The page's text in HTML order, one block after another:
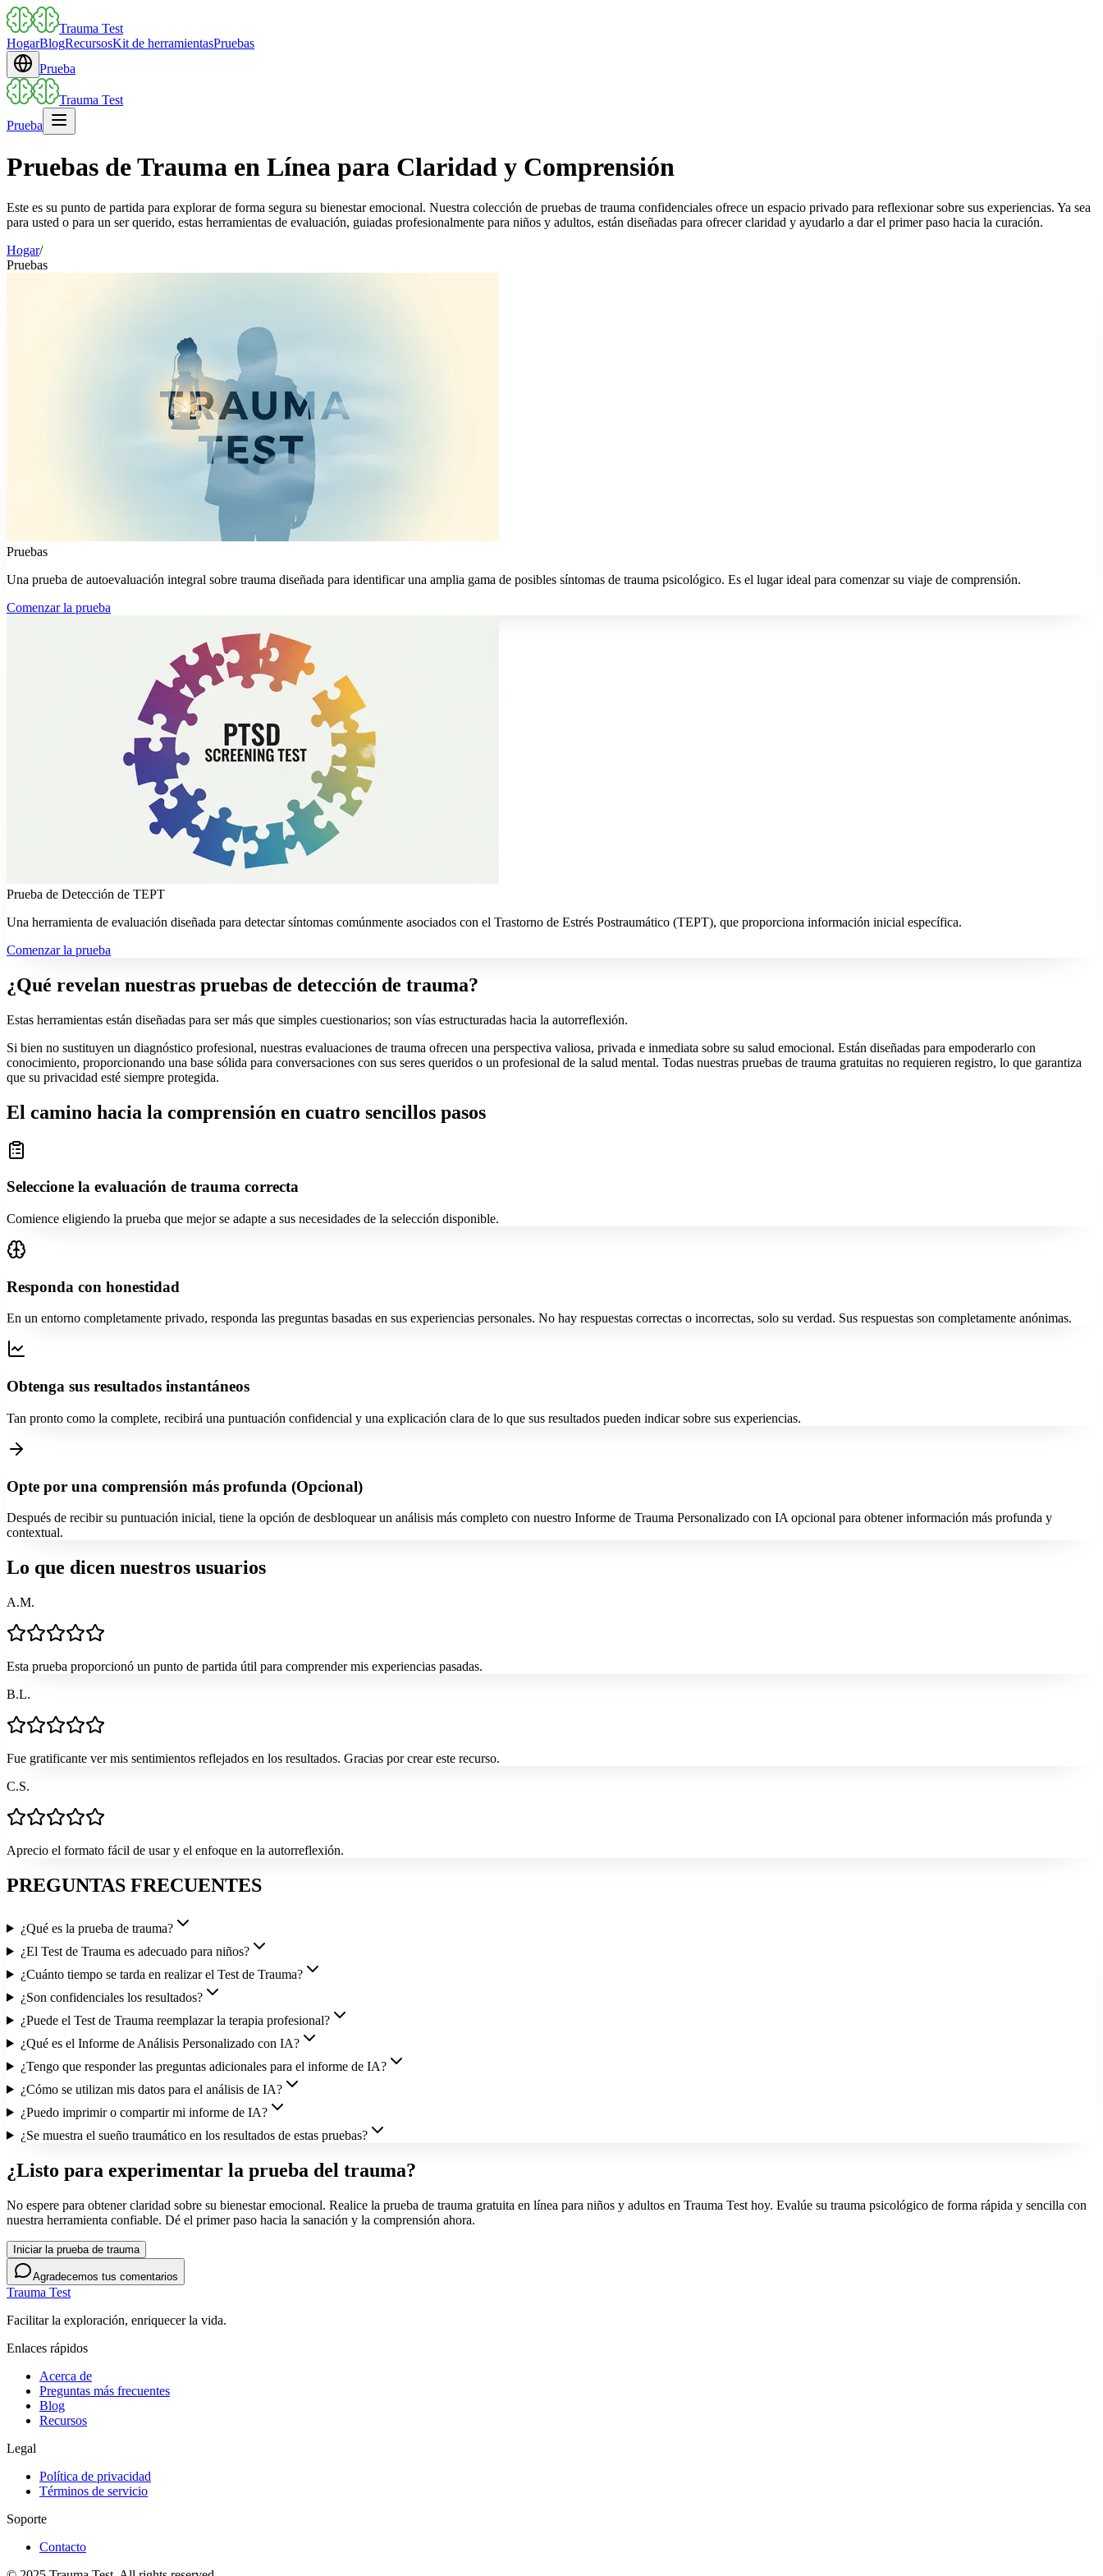
Trauma Test
HogarBlogRecursosKit de herramientasPruebas
Prueba
Trauma Test
Prueba
Pruebas de Trauma en Línea para Claridad y Comprensión
Este es su punto de partida para explorar de forma segura su bienestar emocional. Nuestra colección de pruebas de trauma confidenciales ofrece un espacio privado para reflexionar sobre sus experiencias. Ya sea
para usted o para un ser querido, estas herramientas de evaluación, guiadas profesionalmente para niños y adultos, están diseñadas para ofrecer claridad y ayudarlo a dar el primer paso hacia la curación.
Hogar/
Pruebas
Pruebas
Una prueba de autoevaluación integral sobre trauma diseñada para identificar una amplia gama de posibles síntomas de trauma psicológico. Es el lugar ideal para comenzar su viaje de comprensión.
Comenzar la prueba
Prueba de Detección de TEPT
Una herramienta de evaluación diseñada para detectar síntomas comúnmente asociados con el Trastorno de Estrés Postraumático (TEPT), que proporciona información inicial específica.
Comenzar la prueba
¿Qué revelan nuestras pruebas de detección de trauma?
Estas herramientas están diseñadas para ser más que simples cuestionarios; son vías estructuradas hacia la autorreflexión.
Si bien no sustituyen un diagnóstico profesional, nuestras evaluaciones de trauma ofrecen una perspectiva valiosa, privada e inmediata sobre su salud emocional. Están diseñadas para empoderarlo con
conocimiento, proporcionando una base sólida para conversaciones con sus seres queridos o un profesional de la salud mental. Todas nuestras pruebas de trauma gratuitas no requieren registro, lo que garantiza
que su privacidad esté siempre protegida.
El camino hacia la comprensión en cuatro sencillos pasos
Seleccione la evaluación de trauma correcta
Comience eligiendo la prueba que mejor se adapte a sus necesidades de la selección disponible.
Responda con honestidad
En un entorno completamente privado, responda las preguntas basadas en sus experiencias personales. No hay respuestas correctas o incorrectas, solo su verdad. Sus respuestas son completamente anónimas.
Obtenga sus resultados instantáneos
Tan pronto como la complete, recibirá una puntuación confidencial y una explicación clara de lo que sus resultados pueden indicar sobre sus experiencias.
Opte por una comprensión más profunda (Opcional)
Después de recibir su puntuación inicial, tiene la opción de desbloquear un análisis más completo con nuestro Informe de Trauma Personalizado con IA opcional para obtener información más profunda y
contextual.
Lo que dicen nuestros usuarios
A.M.
Esta prueba proporcionó un punto de partida útil para comprender mis experiencias pasadas.
B.L.
Fue gratificante ver mis sentimientos reflejados en los resultados. Gracias por crear este recurso.
C.S.
Aprecio el formato fácil de usar y el enfoque en la autorreflexión.
PREGUNTAS FRECUENTES
¿Qué es la prueba de trauma?
¿El Test de Trauma es adecuado para niños?
¿Cuánto tiempo se tarda en realizar el Test de Trauma?
¿Son confidenciales los resultados?
¿Puede el Test de Trauma reemplazar la terapia profesional?
¿Qué es el Informe de Análisis Personalizado con IA?
¿Tengo que responder las preguntas adicionales para el informe de IA?
¿Cómo se utilizan mis datos para el análisis de IA?
¿Puedo imprimir o compartir mi informe de IA?
¿Se muestra el sueño traumático en los resultados de estas pruebas?
¿Listo para experimentar la prueba del trauma?
No espere para obtener claridad sobre su bienestar emocional. Realice la prueba de trauma gratuita en línea para niños y adultos en Trauma Test hoy. Evalúe su trauma psicológico de forma rápida y sencilla con
nuestra herramienta confiable. Dé el primer paso hacia la sanación y la comprensión ahora.
Iniciar la prueba de trauma
Agradecemos tus comentarios
Trauma Test
Facilitar la exploración, enriquecer la vida.
Enlaces rápidos
Acerca de
Preguntas más frecuentes
Blog
Recursos
Legal
Política de privacidad
Términos de servicio
Soporte
Contacto